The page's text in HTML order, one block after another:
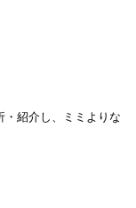
・紹介し、ミミよりな